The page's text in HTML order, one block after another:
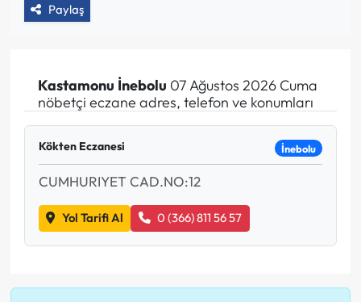
Paylaş
Kastamonu İnebolu 07 Ağustos 2026 Cuma
nöbetçi eczane adres, telefon ve konumları
Kökten Eczanesi İnebolu
CUMHURIYET CAD.NO:12
Yol Tarifi Al 0 (366) 811 56 57